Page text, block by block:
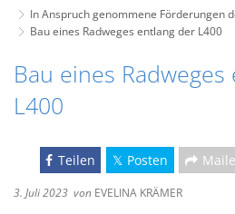
In Anspruch genommene Förderungen
Bau eines Radweges entlang der L400
Bau eines
L400
Teilen Posten
3. Juli 2023 von EVELINA KRÄMER